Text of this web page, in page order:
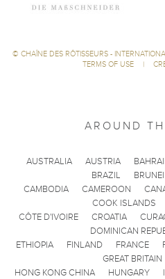
© CHAÎNE DES RÔTISSEURS -
TERMS OF USE
|
AROUND
AUSTRALIA AUSTRIA
BRAZIL
BRUNEI
CAMBODIA
CAMEROON
COOK ISLANDS
CÔTE D'IVOIRE
CROATIA
DOMINICAN
ETHIOPIA
FINLAND FRANCE
GREAT BRITAIN
HONG KONG CHINA
HUNGARY